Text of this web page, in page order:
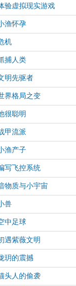
验虚拟现实游戏
渔怀孕
机
捕人类
明先驱者
界格局之变
很聪明
甲流派
渔产子
写飞控系统
物质与小宇宙
兽
中足球
遇紫薇文明
玥的震撼
头人的偷袭